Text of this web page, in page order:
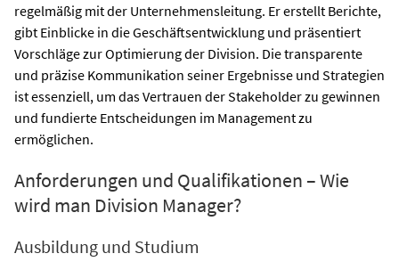
regelmäßig mit der Unternehmensleitung. Er erstellt Berichte,
gibt Einblicke in die Geschäftsentwicklung und präsentiert
Vorschläge zur Optimierung der Division. Die transparente
und präzise Kommunikation seiner Ergebnisse und Strategien
ist essenziell, um das Vertrauen der Stakeholder zu gewinnen
und fundierte Entscheidungen im Management zu
ermöglichen.
Anforderungen und Qualifikationen – Wie
wird man Division Manager?
Ausbildung und Studium